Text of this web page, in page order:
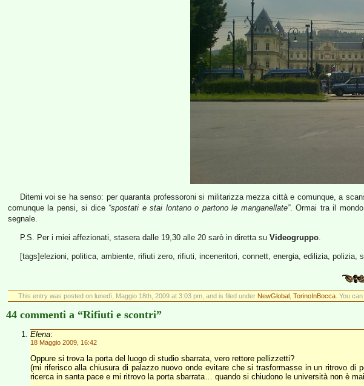
Ditemi voi se ha senso: per quaranta professoroni si militarizza mezza città e comunque, a
comunque la pensi, si dice “spostati e stai lontano o partono le manganellate”. Ormai tra il
segnale.
P.S. Per i miei affezionati, stasera dalle 19,30 alle 20 sarò in diretta su Videogruppo.
[tags]elezioni, politica, ambiente, rifiuti zero, rifiuti, inceneritori, connett, energia, edilizia, polizia,
This entry was posted on lunedì, Maggio 18th, 2009 at 3:03 pm, and is filed under NewGlobal, TorinoInBocca. You
44 commenti a “Rifiuti e scontri”
Elena:
18 Maggio 2009, 16:42
Oppure si trova la porta del luogo di studio sbarrata, vero rettore pellizzetti?
(mi riferisco alla chiusura di palazzo nuovo onde evitare che si trasformasse in un ritrovo
ricerca in santa pace e mi ritrovo la porta sbarrata… quando si chiudono le università non è